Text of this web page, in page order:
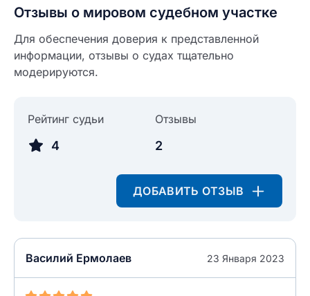
Отзывы о мировом судебном участке
Для обеспечения доверия к представленной
информации, отзывы о судах тщательно
модерируются.
Рейтинг судьи
4
Отзывы
2
ДОБАВИТЬ ОТЗЫВ
Василий Ермолаев 23 Января 2023